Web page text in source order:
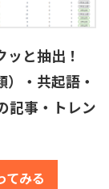
と抽出！
・共起語・
記事・トレン
てみる